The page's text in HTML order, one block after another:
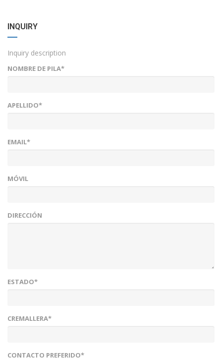
INQUIRY
Inquiry description
NOMBRE DE PILA*
APELLIDO*
EMAIL*
MÓVIL
DIRECCIÓN
ESTADO*
CREMALLERA*
CONTACTO PREFERIDO*